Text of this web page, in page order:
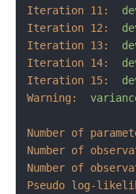
Iteration 11:
Iteration 12:
Iteration 13:
Iteration 14:
Iteration 15:
Warning:
Number of
Number of
Number of
Pseudo log-